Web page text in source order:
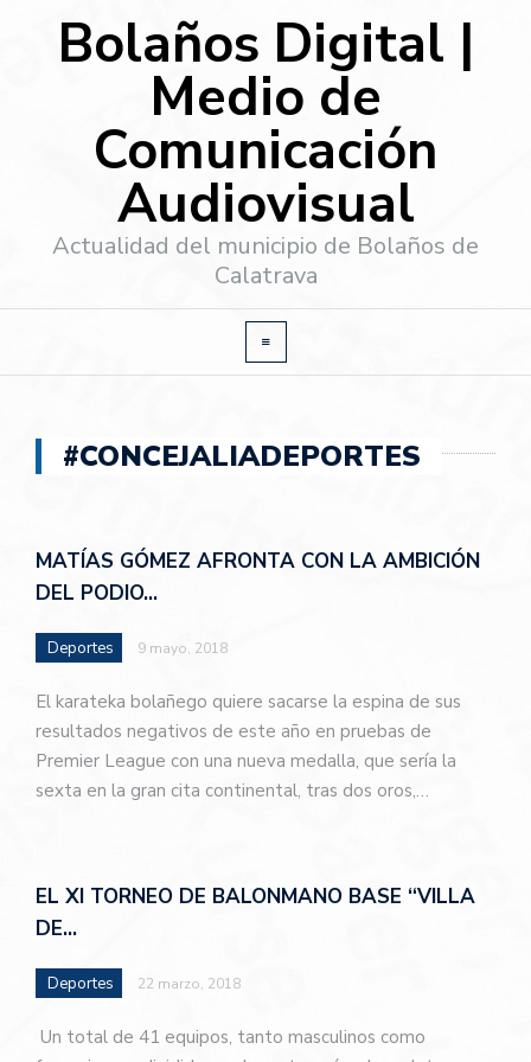
Bolaños Digital |
Medio de
Comunicación
Audiovisual
Actualidad del municipio de Bolaños de
Calatrava
#CONCEJALIADEPORTES
MATÍAS GÓMEZ AFRONTA CON LA AMBICIÓN
DEL PODIO…
Deportes 9 mayo, 2018
El karateka bolañego quiere sacarse la espina de sus
resultados negativos de este año en pruebas de
Premier League con una nueva medalla, que sería la
sexta en la gran cita continental, tras dos oros,…
EL XI TORNEO DE BALONMANO BASE “VILLA
DE…
Deportes 22 marzo, 2018
Un total de 41 equipos, tanto masculinos como